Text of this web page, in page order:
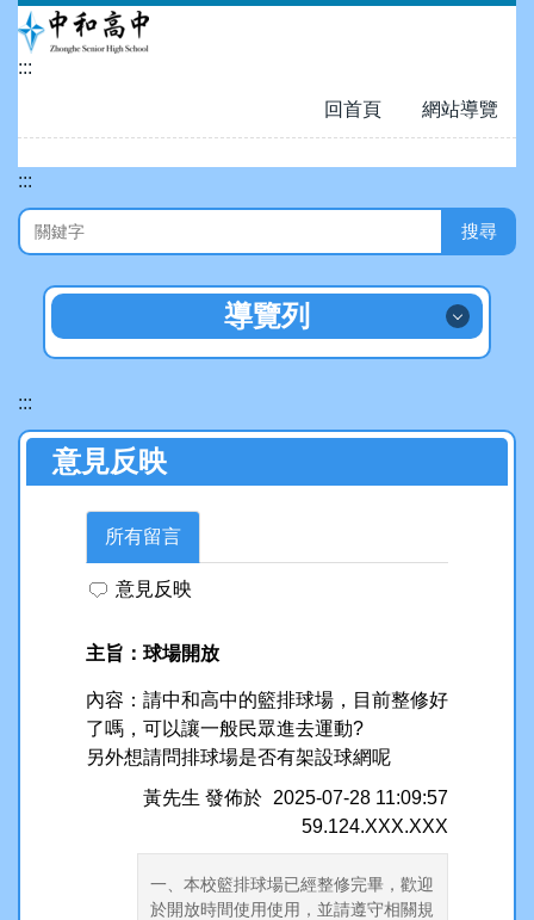
跳
到
主
內
區
:::
回首頁 網站導覽
:::
搜尋
導覽列
招生專區
認識中和
數位校園
升學專區
活動花絮
處室章則
分機信箱
意見反映
:::
意見反映
所有留言
意見反映
主旨：球場開放
內容：請中和高中的籃排球場，目前整修好
了嗎，可以讓一般民眾進去運動?
另外想請問排球場是否有架設球網呢
黃先生 發佈於 2025-07-28 11:09:57
59.124.XXX.XXX
一、本校籃排球場已經整修完畢，歡迎
於開放時間使用使用，並請遵守相關規